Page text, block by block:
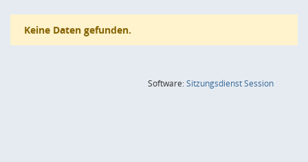
Keine Daten gefunden.
Software:SitzungsdienstSession(Wird in